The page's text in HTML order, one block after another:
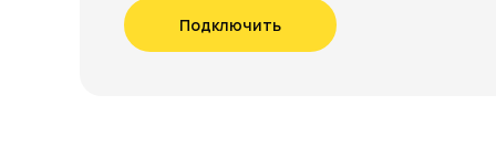
Подключить